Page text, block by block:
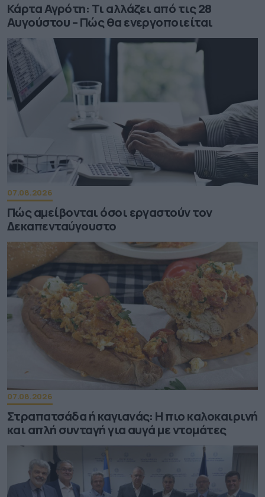
Κάρτα Αγρότη: Τι αλλάζει από τις 28
Αυγούστου – Πώς θα ενεργοποιείται
07.08.2026
Πώς αμείβονται όσοι εργαστούν τον
Δεκαπενταύγουστο
07.08.2026
Στραπατσάδα ή καγιανάς: Η πιο καλοκαιρινή
και απλή συνταγή για αυγά με ντομάτες